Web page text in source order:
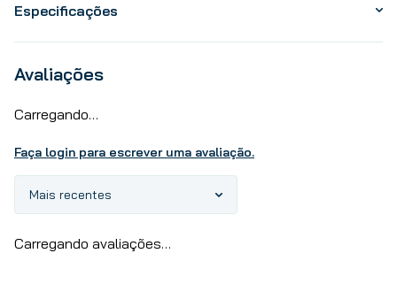
Especificações
Avaliações
Carregando…
Faça login para escrever uma avaliação.
Mais recentes
Carregando avaliações…